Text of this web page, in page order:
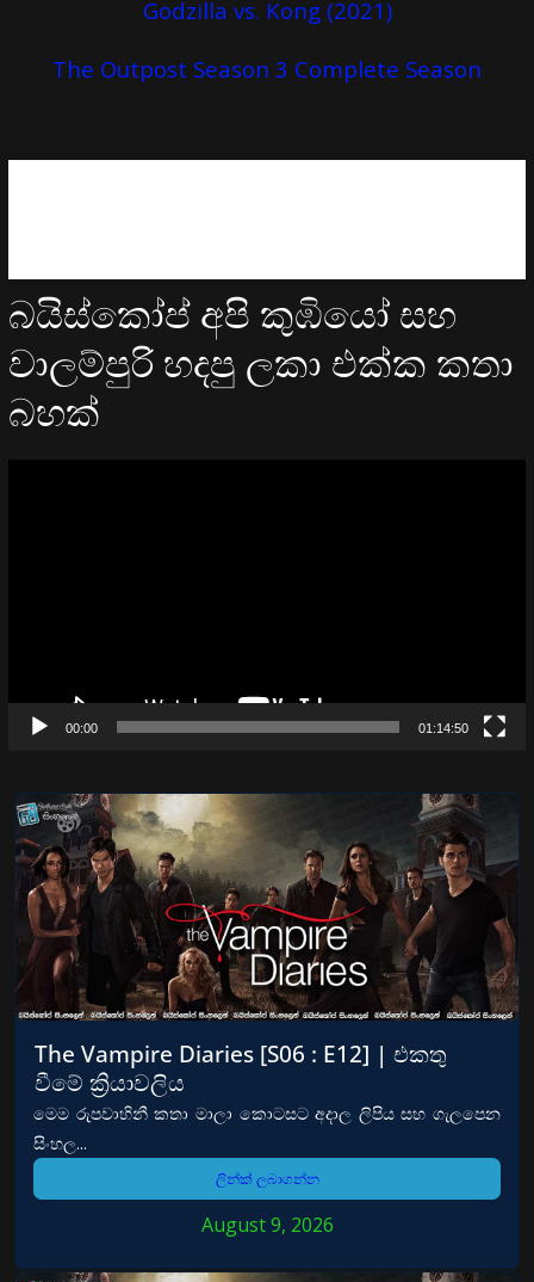
Godzilla vs. Kong (2021)
The Outpost Season 3 Complete Season
බයිස්කෝප් අපි කුඹියෝ සහ
වාලම්පුරි හදපු ලකා එක්ක කතා
බහක්
00:00 01:14:50
The Vampire Diaries [S06 : E12] | එකතු
වීමේ ක්‍රියාවලිය
මෙම රුපවාහිනී කතා මාලා කොටසට අදාල ලිපිය සහ ගැලපෙන
සිංහල...
ලින්ක් ලබාගන්න
August 9, 2026